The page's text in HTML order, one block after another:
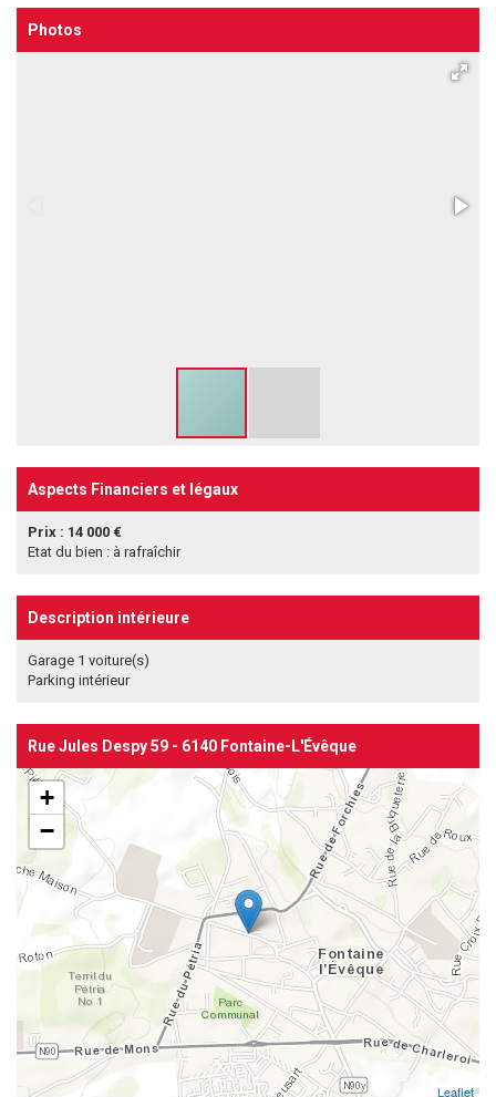
Photos
Aspects Financiers et légaux
Prix : 14 000 €
Etat du bien : à rafraîchir
Description intérieure
Garage 1 voiture(s)
Parking intérieur
Rue Jules Despy 59 - 6140 Fontaine-L'Évêque
+
−
Leaflet